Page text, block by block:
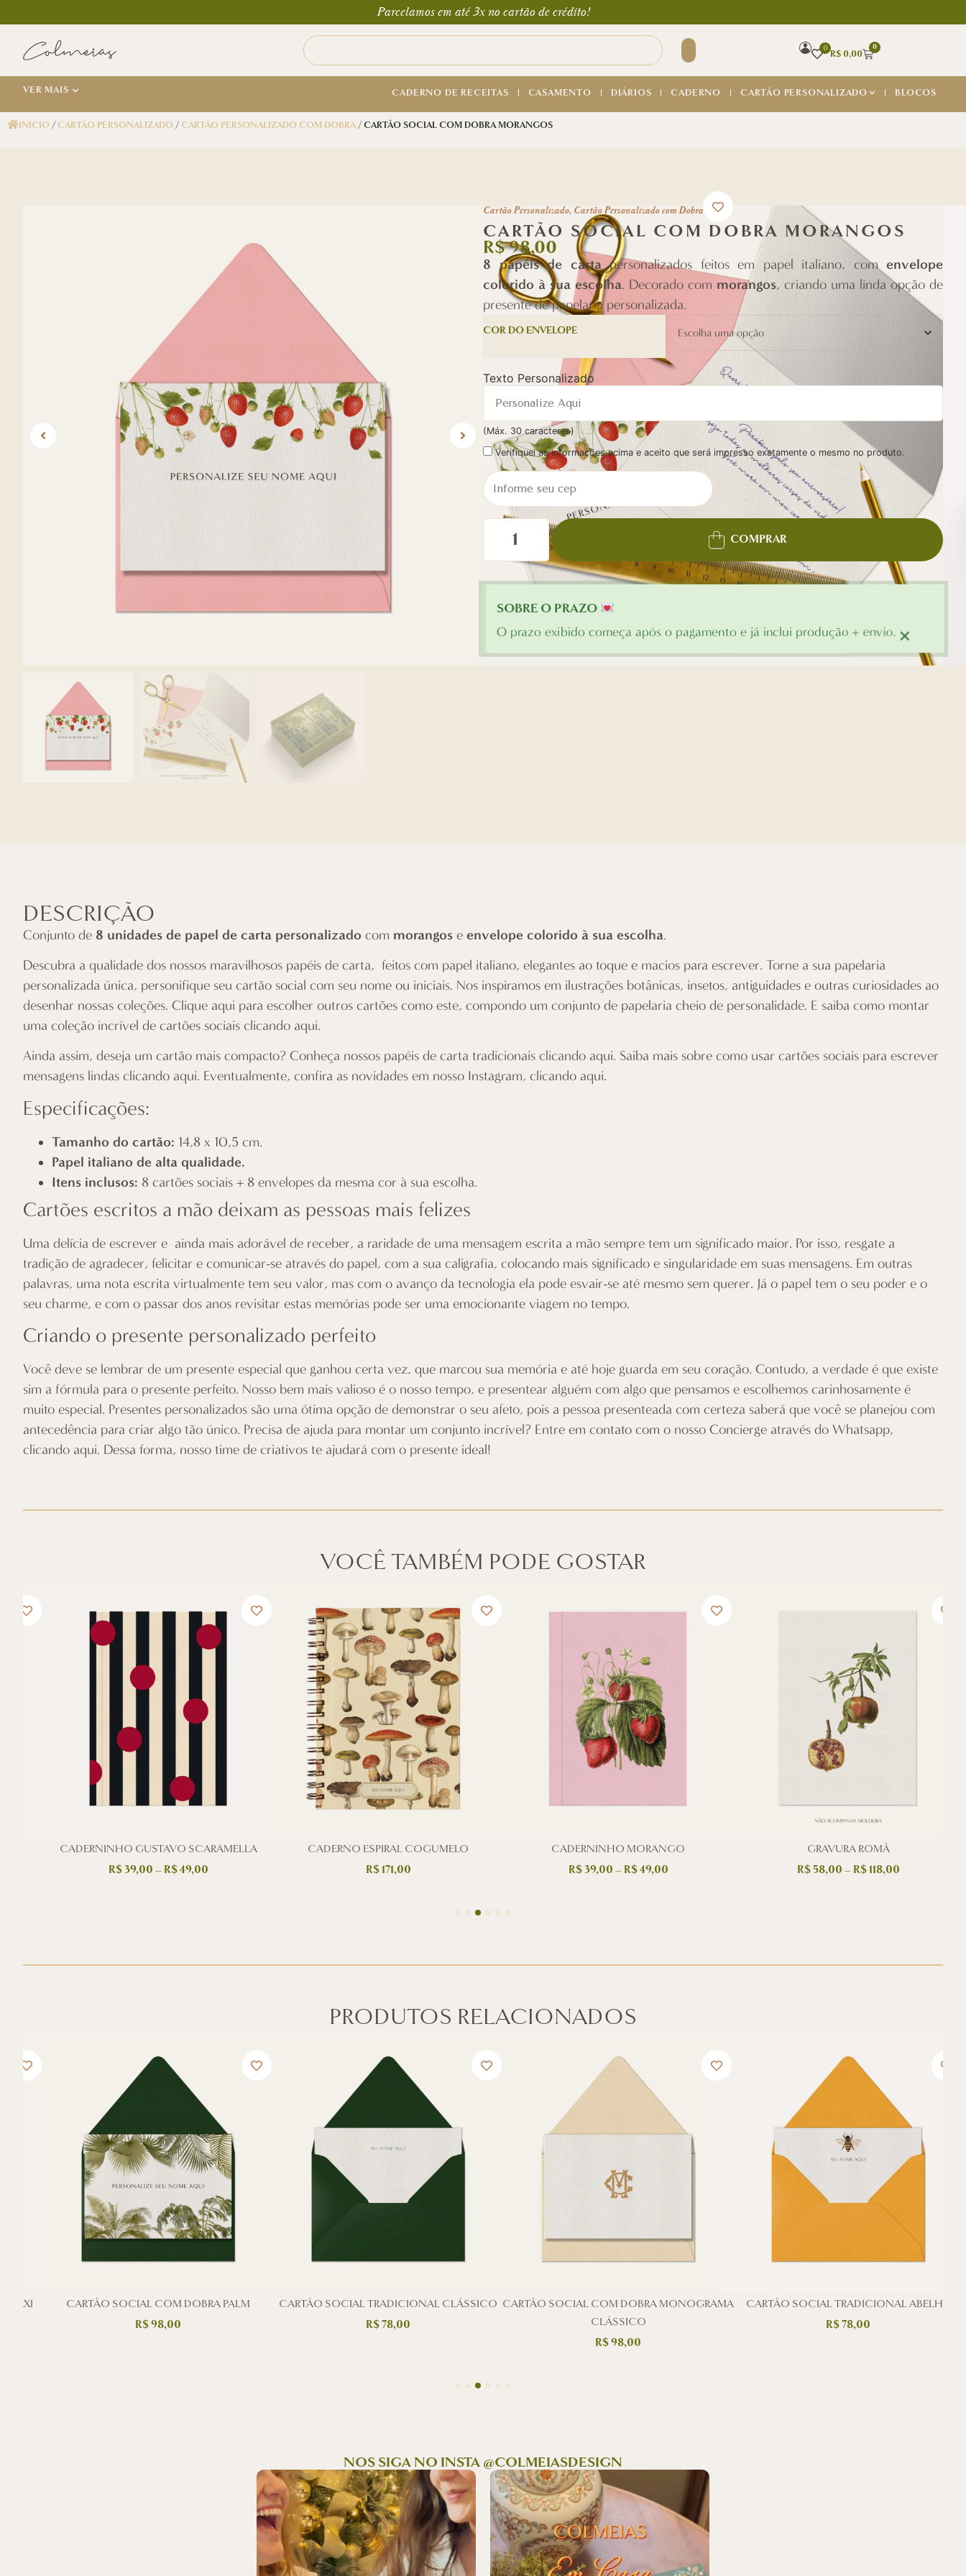
Parcelamos em até 3x no cartão de crédito!
0 R$0,00
0
VER MAIS CADERNO DE RECEITAS CASAMENTO DIÁRIOS CADERNO CARTÃO PERSONALIZADO BLOCOS
INÍCIO/CARTÃO PERSONALIZADO/CARTÃO PERSONALIZADO COM DOBRA/ CARTÃO SOCIAL COM DOBRA MORANGOS
Cartão Personalizado, Cartão Personalizado com Dobra
CARTÃO SOCIAL COM DOBRA MORANGOS
R$98,00
8 papéis de cartapersonalizados feitos em papel italiano, com envelope
colorido à sua escolha. Decorado com morangos, criando uma linda opção de
presente de papelaria personalizada.
COR DO ENVELOPE
Texto Personalizado
(Máx. 30 caracteres)
Verifiquei as informações acima e aceito que será impresso exatamente o mesmo no produto.
COMPRAR
SOBRE O PRAZO
O prazo exibido começa após o pagamento e já inclui produção + envio. ×
DESCRIÇÃO
Conjunto de 8 unidades de papel de carta personalizado com morangos e envelope colorido à sua escolha.
Descubra a qualidade dos nossos maravilhosos papéis de carta, feitos com papel italiano, elegantes ao toque e macios para escrever. Torne a sua papelaria
personalizada única, personifique seu cartão social com seu nome ou iniciais. Nos inspiramos em ilustrações botânicas, insetos, antiguidades e outras curiosidades ao
desenhar nossas coleções. Clique aqui para escolher outros cartões como este, compondo um conjunto de papelaria cheio de personalidade. E saiba como montar
uma coleção incrível de cartões sociais clicando aqui.
Ainda assim, deseja um cartão mais compacto? Conheça nossos papéis de carta tradicionais clicando aqui. Saiba mais sobre como usar cartões sociais para escrever
mensagens lindas clicando aqui. Eventualmente, confira as novidades em nosso Instagram, clicando aqui.
Especificações:
Tamanho do cartão: 14,8 x 10,5 cm.
Papel italiano de alta qualidade.
Itens inclusos: 8 cartões sociais + 8 envelopes da mesma cor à sua escolha.
Cartões escritos a mão deixam as pessoas mais felizes
Uma delícia de escrever e ainda mais adorável de receber, a raridade de uma mensagem escrita a mão sempre tem um significado maior. Por isso, resgate a
tradição de agradecer, felicitar e comunicar-se através do papel, com a sua caligrafia, colocando mais significado e singularidade em suas mensagens. Em outras
palavras, uma nota escrita virtualmente tem seu valor, mas com o avanço da tecnologia ela pode esvair-se até mesmo sem querer. Já o papel tem o seu poder e o
seu charme, e com o passar dos anos revisitar estas memórias pode ser uma emocionante viagem no tempo.
Criando o presente personalizado perfeito
Você deve se lembrar de um presente especial que ganhou certa vez, que marcou sua memória e até hoje guarda em seu coração. Contudo, a verdade é que existe
sim a fórmula para o presente perfeito. Nosso bem mais valioso é o nosso tempo, e presentear alguém com algo que pensamos e escolhemos carinhosamente é
muito especial. Presentes personalizados são uma ótima opção de demonstrar o seu afeto, pois a pessoa presenteada com certeza saberá que você se planejou com
antecedência para criar algo tão único. Precisa de ajuda para montar um conjunto incrível? Entre em contato com o nosso Concierge através do Whatsapp,
clicando aqui. Dessa forma, nosso time de criativos te ajudará com o presente ideal!
VOCÊ TAMBÉM PODE GOSTAR
CADERNINHO GUSTAVO SCARAMELLA
R$39,00 – R$49,00
CADERNO ESPIRAL COGUMELO
R$171,00
CADERNINHO MORANGO
R$39,00 – R$49,00
GRAVURA ROMÃ
R$58,00 – R$118,00
PRODUTOS RELACIONADOS
CARTÃO SOCIAL COM DOBRA PALM
R$98,00
CARTÃO SOCIAL TRADICIONAL CLÁSSICO
R$78,00
CARTÃO SOCIAL COM DOBRA MONOGRAMA
CLÁSSICO
R$98,00
CARTÃO SOCIAL TRADICIONAL ABELHA
R$78,00
NOS SIGA NO INSTA @COLMEIASDESIGN